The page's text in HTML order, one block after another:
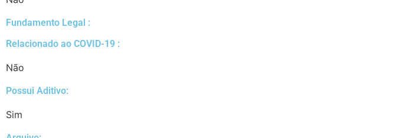
Fundamento Legal :​
Relacionado ao COVID-19 :​
Não
Possui Aditivo:​
Sim